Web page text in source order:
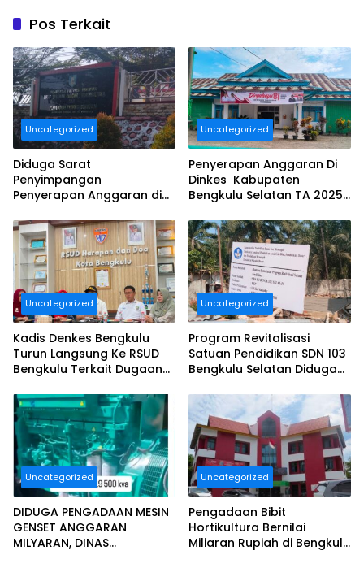
Pos Terkait
Uncategorized
Diduga Sarat
Penyimpangan
Penyerapan Anggaran di
HOLTIKULTURA DAN
PERKEBUNAN PROVINSI
BENGKULU Tahun
Anggaran 2025 Resmi
Dilaporkan
Uncategorized
Penyerapan Anggaran Di
Dinkes Kabupaten
Bengkulu Selatan TA 2025
Ajang Korupsi, Dan Segera
Dilaporkan.
Uncategorized
Kadis Denkes Bengkulu
Turun Langsung Ke RSUD
Bengkulu Terkait Dugaan
Maksimal..
Uncategorized
Program Revitalisasi
Satuan Pendidikan SDN 103
Bengkulu Selatan Diduga
Uncategorized
DIDUGA PENGADAAN MESIN
GENSET ANGGARAN
MILYARAN, DINAS
Uncategorized
Pengadaan Bibit
Hortikultura Bernilai
Miliaran Rupiah di Bengkulu